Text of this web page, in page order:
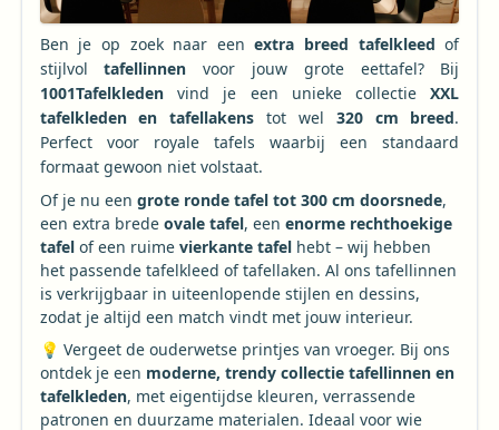
Ben je op zoek naar eenextra breed tafelkleed of
stijlvoltafellinnen voor jouw grote eettafel? Bij
1001Tafelkledenvind je een unieke collectieXXL
tafelkleden en tafellakens tot wel 320 cm breed.
Perfect voor royale tafels waarbij een standaard
formaat gewoon niet volstaat.
Of je nu een grote ronde tafel tot 300 cm doorsnede,
een extra brede ovale tafel, een enorme rechthoekige
tafelof een ruime vierkante tafelhebt – wij hebben
het passende tafelkleed of tafellaken. Al ons tafellinnen
is verkrijgbaar in uiteenlopende stijlen en dessins,
zodat je altijd een match vindt met jouw interieur.
💡 Vergeet de ouderwetse printjes van vroeger. Bij ons
ontdek je een moderne, trendy collectie tafellinnen en
tafelkleden, met eigentijdse kleuren, verrassende
patronen en duurzame materialen. Ideaal voor wie